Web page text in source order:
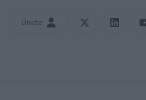
Únete